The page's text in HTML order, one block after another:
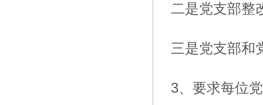
二是党支部整
三是党支部和
3、要求每位